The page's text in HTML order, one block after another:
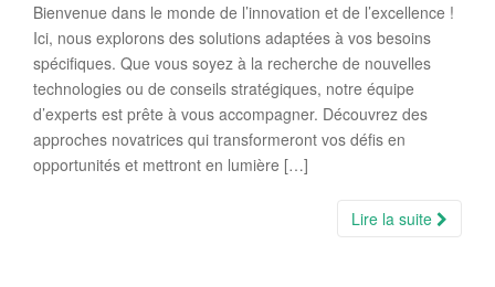
Bienvenue dans le monde de l’innovation et de l’excellence !
Ici, nous explorons des solutions adaptées à vos besoins
spécifiques. Que vous soyez à la recherche de nouvelles
technologies ou de conseils stratégiques, notre équipe
d’experts est prête à vous accompagner. Découvrez des
approches novatrices qui transformeront vos défis en
opportunités et mettront en lumière […]
Lire la suite